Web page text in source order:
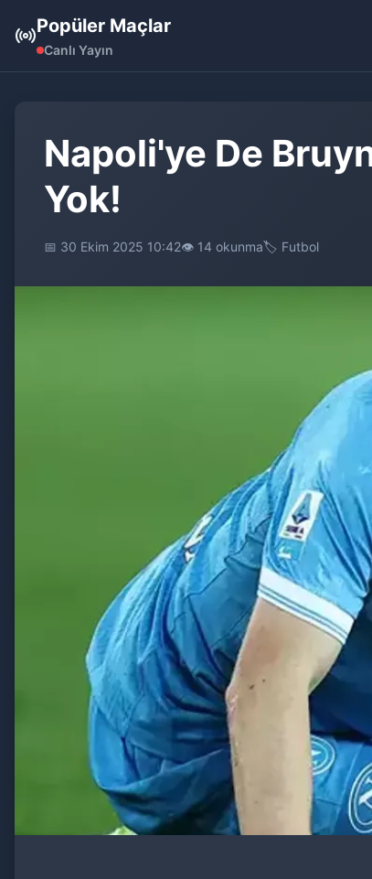
Popüler Maçlar
Canlı Yayın
Napoli'ye De
Yok!
📅 30 Ekim 2025 10:42👁️ 14 okunma🏷️ Futbol